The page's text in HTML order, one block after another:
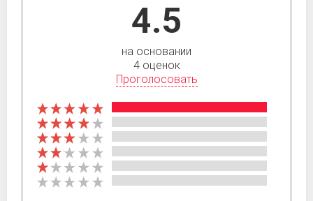
4.5
на основании
4 оценок
Проголосовать